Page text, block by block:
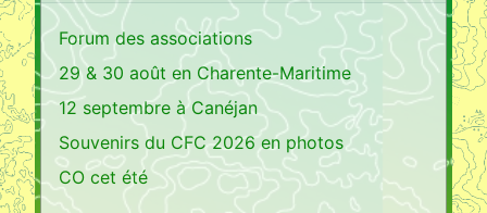
Forum des associations
29 & 30 août en Charente-Maritime
12 septembre à Canéjan
Souvenirs du CFC 2026 en photos
CO cet été